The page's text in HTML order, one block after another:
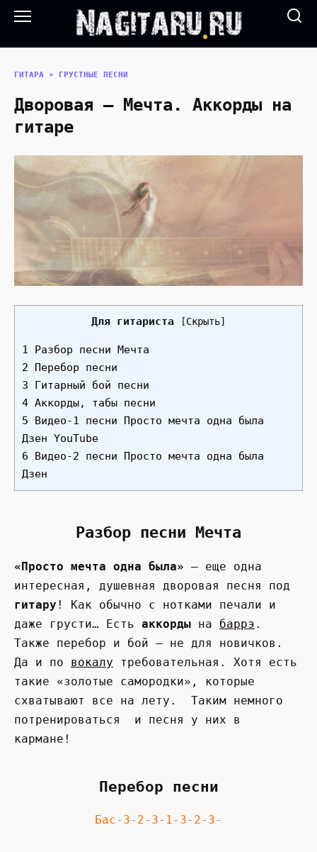
Перейти
ГИТАРА » ГРУСТНЫЕ ПЕСНИ
Дворовая — Мечта. Аккорды на
гитаре
Для гитариста [Скрыть]
1 Разбор песни Мечта
2 Перебор песни
3 Гитарный бой песни
4 Аккорды, табы песни
5 Видео-1 песни Просто мечта одна была
Дзен YouTube
6 Видео-2 песни Просто мечта одна была
Дзен
Разбор песни Мечта
«Просто мечта одна была» — еще одна
интересная, душевная дворовая песня под
гитару ! Как обычно с нотками печали и
даже грусти… Есть аккорды на баррэ .
Также перебор и бой — не для новичков.
Да и по вокалу требовательная. Хотя есть
такие «золотые самородки», которые
схватывают все на лету. Таким немного
потренироваться и песня у них в
кармане!
Перебор песни
Бас-3-2-3-1-3-2-3-